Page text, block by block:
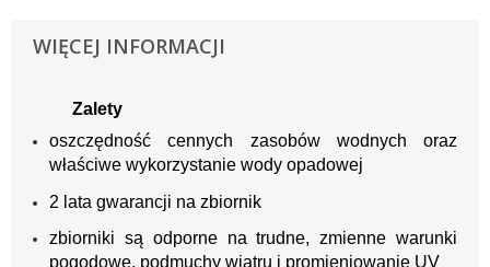
WIĘCEJ INFORMACJI
Zalety
oszczędność cennych zasobów wodnych oraz
właściwe wykorzystanie wody opadowej
2 lata gwarancji na zbiornik
zbiorniki są odporne na trudne, zmienne warunki
pogodowe, podmuchy wiatru i promieniowanie UV